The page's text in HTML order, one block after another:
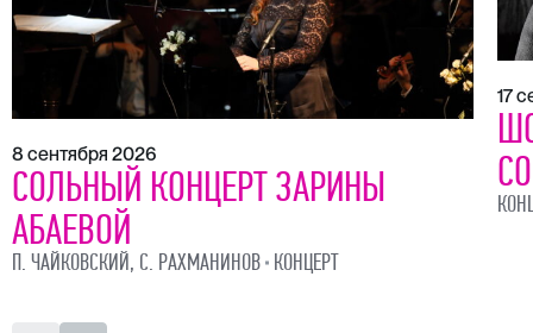
8 сентября 2026
СОЛЬНЫЙ КОНЦЕРТ ЗАРИНЫ
АБАЕВОЙ
П. ЧАЙКОВСКИЙ, С. РАХМАНИНОВ КОНЦЕРТ
17